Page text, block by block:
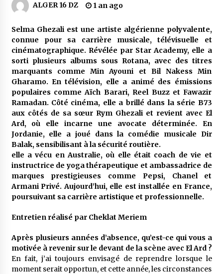
La Gendarmerie nationale lance ses comptes
1 semaine ago
Droit de change : Le CPA lance une carte VISA
dédiée aux voyages à l’étranger
2 semaines ago
En service à partir du 1er août prochain :
Lancement de la plateforme numérique dédiée
à l’importation
2 semaines ago
Affaires religieuses : Ouverture des
candidatures au concours du Prix national du
meilleur prêche du vendredi
2 semaines ago
Droit à l’affiliation au régime national de
retraite : Coup d’envoi d’une campagne de
nationale à l’étranger
3 semaines ago
Lancement d’une campagne nationale de
sensibilisation sur la lutte contre le travail
informel
3 semaines ago
ALGER 16 DZ 1 an ago
Selma Ghezali est une artiste algérienne polyvalente,
connue pour sa carrière musicale, télévisuelle et
cinématographique. Révélée par Star Academy, elle a
sorti plusieurs albums sous Rotana, avec des titres
marquants comme Min Ayouni et Bil Nakess Min
Gharamo. En télévision, elle a animé des émissions
populaires comme Aïch Barari, Reel Buzz et Fawazir
Ramadan. Côté cinéma, elle a brillé dans la série B73
aux côtés de sa sœur Rym Ghezali et revient avec El
Ard, où elle incarne une avocate déterminée. En
Jordanie, elle a joué dans la comédie musicale Dir
Balak, sensibilisant à la sécurité routière.
elle a vécu en Australie, où elle était coach de vie et
instructrice de yoga thérapeutique et ambassadrice de
marques prestigieuses comme Pepsi, Chanel et
Armani Privé. Aujourd’hui, elle est installée en France,
poursuivant sa carrière artistique et professionnelle.
Entretien réalisé par Cheklat Meriem
Après plusieurs années d’absence, qu’est-ce qui vous a
motivée à revenir sur le devant de la scène avec El Ard ?
En fait, j’ai toujours envisagé de reprendre lorsque le
moment serait opportun, et cette année, les circonstances